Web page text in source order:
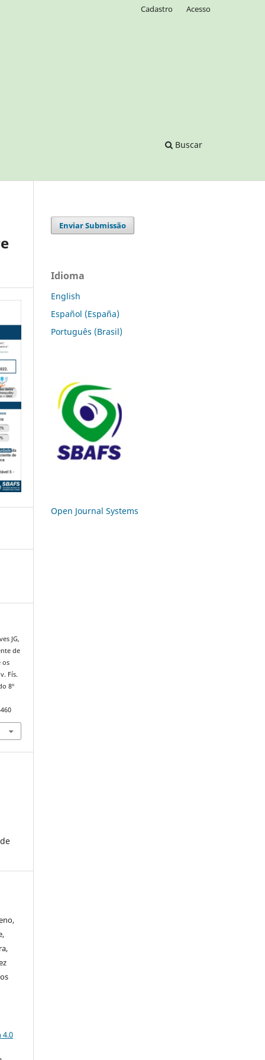
Buscar
Cadastro Acesso
JG,
de
os
Fís.
8º
4.0
Enviar Submissão
Idioma
English
Español (España)
Português (Brasil)
Open Journal Systems